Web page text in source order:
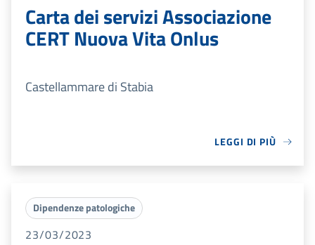
Carta dei servizi Associazione
CERT Nuova Vita Onlus
Castellammare di Stabia
LEGGI DI PIÙ
Dipendenze patologiche
23/03/2023